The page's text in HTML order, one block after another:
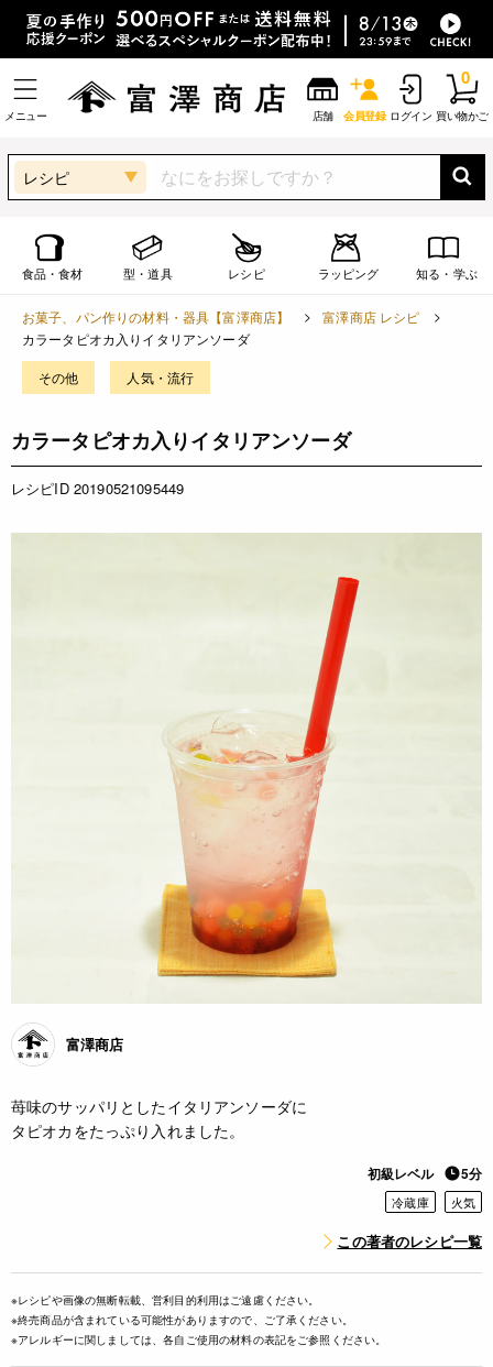
メニュー 店舗 会員登録 ログイン 買い物かご
0
レシピ
食品・食材 型・道具 レシピ ラッピング 知る・学ぶ
お菓子、パン作りの材料・器具【富澤商店】
富澤商店 レシピ
カラータピオカ入りイタリアンソーダ
その他 人気・流行
カラータピオカ入りイタリアンソーダ
レシピID 20190521095449
富澤商店
苺味のサッパリとしたイタリアンソーダに
タピオカをたっぷり入れました。
初級レベル 5分
冷蔵庫 火気
この著者のレシピ一覧
※レシピや画像の無断転載、営利目的利用はご遠慮ください。
※終売商品が含まれている可能性がありますので、ご了承ください。
※アレルギーに関しましては、各自ご使用の材料の表記をご参照ください。